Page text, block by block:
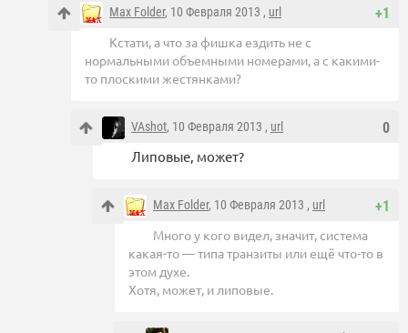
+1
Max Folder, 10 Февраля 2013 , url
Кстати, а что за фишка ездить не с
нормальными объемными номерами, а с какими-
то плоскими жестянками?
0
VAshot, 10 Февраля 2013 , url
Липовые, может?
+1
Max Folder, 10 Февраля 2013 , url
Много у кого видел, значит, система
какая-то — типа транзиты или ещё что-то в
этом духе.
Хотя, может, и липовые.